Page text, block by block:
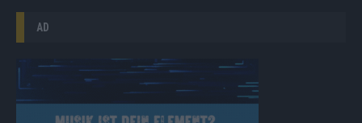
AD